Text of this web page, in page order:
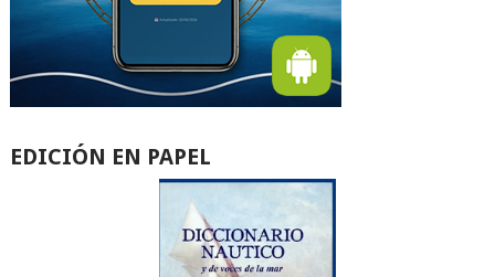
EDICIÓN EN PAPEL